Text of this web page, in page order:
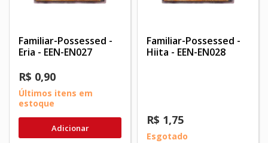
Familiar-Possessed -
Eria - EEN-EN027
R$ 0,90
Últimos itens em
estoque
Adicionar
Familiar-Possessed -
Hiita - EEN-EN028
R$ 1,75
Esgotado